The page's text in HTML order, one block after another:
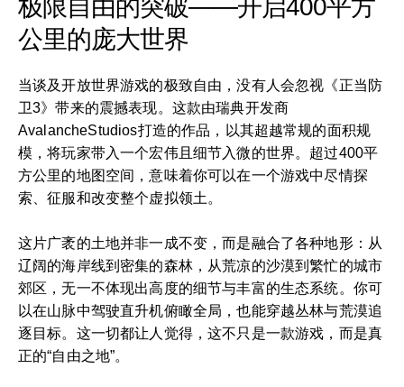
极限自由的突破——开启400平方
公里的庞大世界
当谈及开放世界游戏的极致自由，没有人会忽视《正当防
卫3》带来的震撼表现。这款由瑞典开发商
AvalancheStudios打造的作品，以其超越常规的面积规
模，将玩家带入一个宏伟且细节入微的世界。超过400平
方公里的地图空间，意味着你可以在一个游戏中尽情探
索、征服和改变整个虚拟领土。
这片广袤的土地并非一成不变，而是融合了各种地形：从
辽阔的海岸线到密集的森林，从荒凉的沙漠到繁忙的城市
郊区，无一不体现出高度的细节与丰富的生态系统。你可
以在山脉中驾驶直升机俯瞰全局，也能穿越丛林与荒漠追
逐目标。这一切都让人觉得，这不只是一款游戏，而是真
正的“自由之地”。